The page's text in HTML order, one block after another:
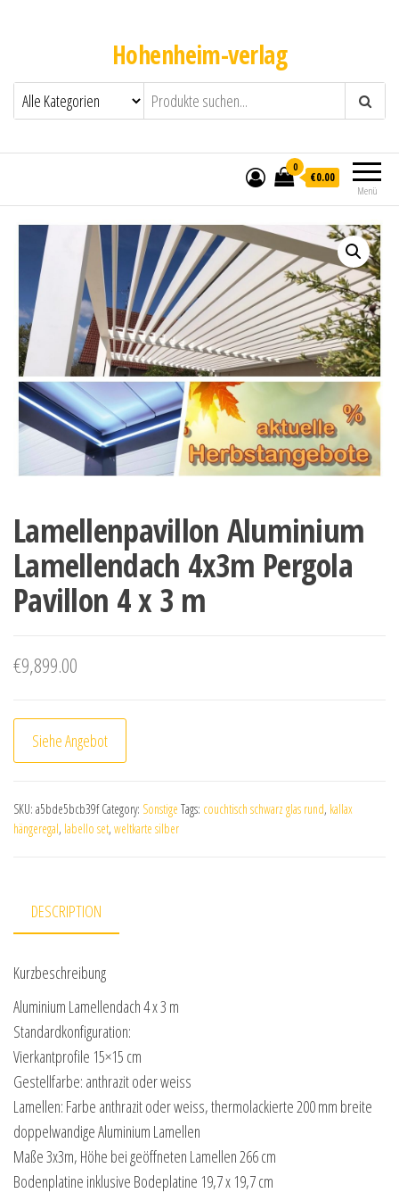
Hohenheim-verlag
Menü
0
€0.00
Lamellenpavillon Aluminium
Lamellendach 4x3m Pergola
Pavillon 4 x 3 m
€9,899.00
Siehe Angebot
SKU: a5bde5bcb39f Category: Sonstige Tags: couchtisch schwarz glas rund, kallax
hängeregal, labello set, weltkarte silber
DESCRIPTION
Kurzbeschreibung
Aluminium Lamellendach 4 x 3 m
Standardkonfiguration:
Vierkantprofile 15×15 cm
Gestellfarbe: anthrazit oder weiss
Lamellen: Farbe anthrazit oder weiss, thermolackierte 200 mm breite
doppelwandige Aluminium Lamellen
Maße 3x3m, Höhe bei geöffneten Lamellen 266 cm
Bodenplatine inklusive Bodeplatine 19,7 x 19,7 cm